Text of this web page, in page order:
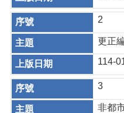
2
更正
114-
3
非都